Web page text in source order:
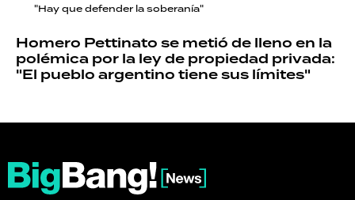
"Hay que defender la soberanía"
Homero Pettinato se metió de lleno en la
polémica por la ley de propiedad privada:
"El pueblo argentino tiene sus límites"